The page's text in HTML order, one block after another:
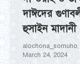
দাঈদের
হুসাইন মাদানী
alochona_somuho,
March 24, 2024